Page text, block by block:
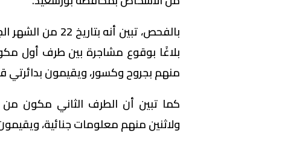
بالفحص، تبين
منهم بجروح وكسور، ويقيمون
ولاثنين منهم معلومات جنائية،